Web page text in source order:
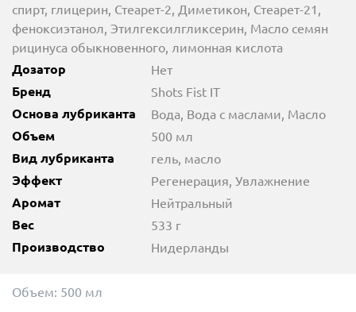
спирт, глицерин, Стеарет-2, Диметикон, Стеарет-21,
феноксиэтанол, Этилгексилгликсерин, Масло семян
рицинуса обыкновенного, лимонная кислота
Дозатор Нет
Бренд Shots Fist IT
Основа лубриканта Вода, Вода с маслами, Масло
Объем 500 мл
Вид лубриканта гель, масло
Эффект Регенерация, Увлажнение
Аромат Нейтральный
Вес 533 г
Производство Нидерланды
Объем: 500 мл